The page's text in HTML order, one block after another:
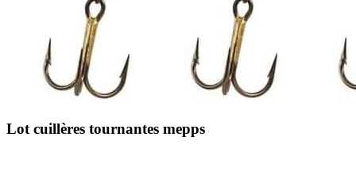
Lot cuillères tournantes mepps